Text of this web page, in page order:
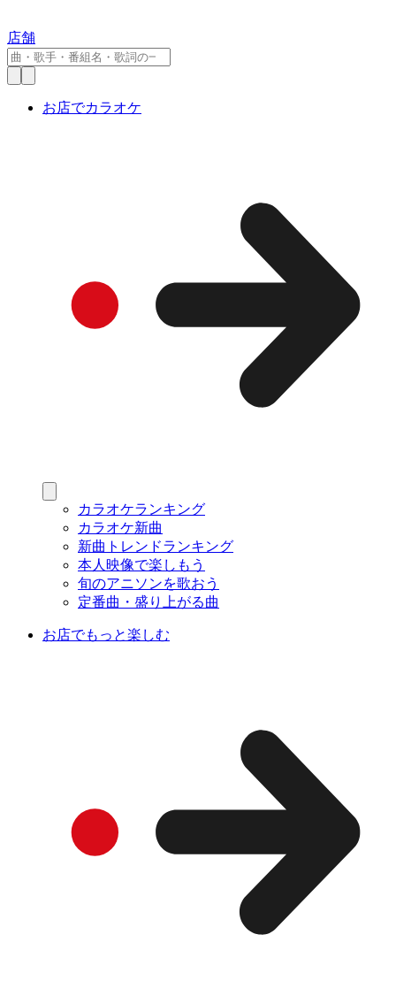
店舗
お店でカラオケ
カラオケランキング
カラオケ新曲
新曲トレンドランキング
本人映像で楽しもう
旬のアニソンを歌おう
定番曲・盛り上がる曲
お店でもっと楽しむ